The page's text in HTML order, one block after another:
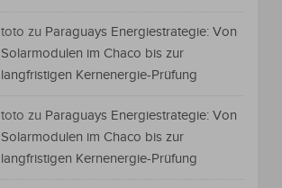
toto zu Paraguays Energiestrategie: Von
Solarmodulen im Chaco bis zur
langfristigen Kernenergie-Prüfung
toto zu Paraguays Energiestrategie: Von
Solarmodulen im Chaco bis zur
langfristigen Kernenergie-Prüfung